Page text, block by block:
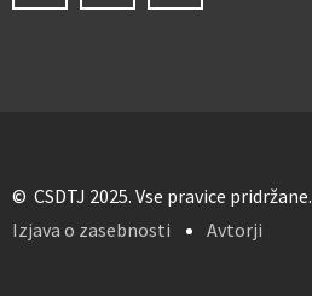
© CSDTJ 2025. Vse pravice pridržane.
Izjava o zasebnosti
Avtorji